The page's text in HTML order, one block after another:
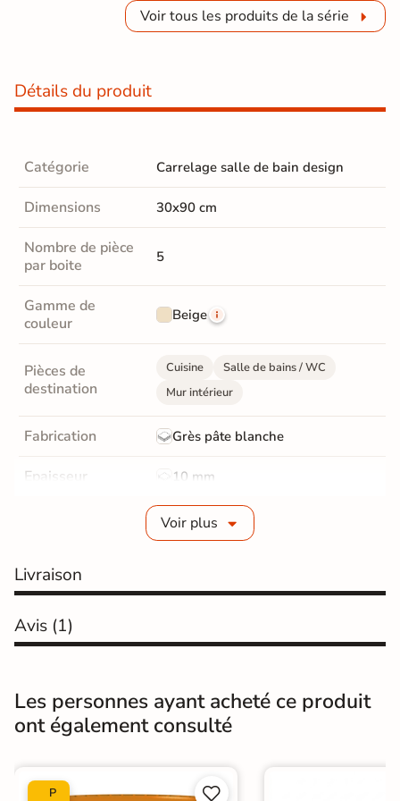
Voir tous les produits de la série
Détails du produit
Catégorie Carrelage salle de bain design
Dimensions 30x90 cm
Nombre de pièce
par boite
5
Gamme de
couleur
Beige
Pièces de
destination
Cuisine
Salle de bains / WC
Mur intérieur
Fabrication Grès pâte blanche
Epaisseur 10 mm
rectifié
Surface Structurée
Résistant au Gel
Conditionnement Boite
Voir plus
Livraison
Avis (1)
Les personnes ayant acheté ce produit
ont également consulté
P

